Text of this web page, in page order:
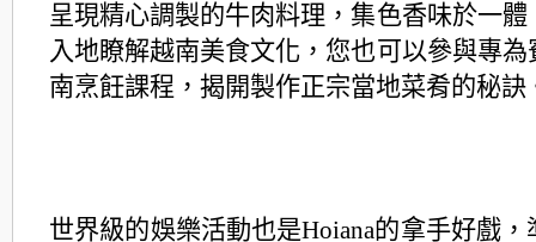
呈現精心調製的牛肉料理，集色香味於一體
入地瞭解越南美食文化，您也可以參與專為
南烹飪課程，揭開製作正宗當地菜肴的秘訣
世界級的娛樂活動也是Hoiana的拿手好戲，